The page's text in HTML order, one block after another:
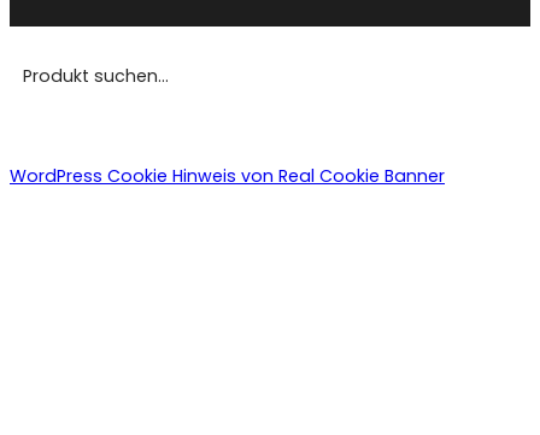
WordPress Cookie Hinweis von Real Cookie Banner